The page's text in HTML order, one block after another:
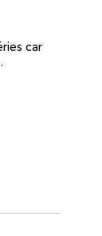
car